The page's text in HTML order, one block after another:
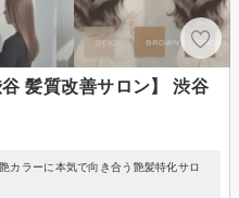
髪質改善サロン】 渋谷
カラーに本気で向き合う艶髪特化サロ